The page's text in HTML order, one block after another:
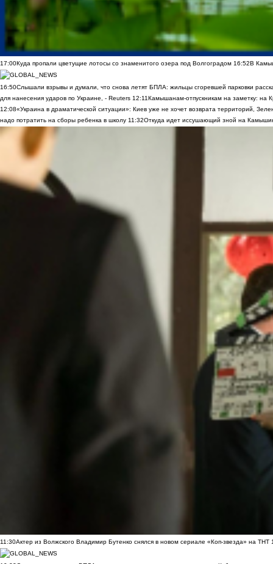
17:00Куда пропали цветущие лотосы со знаменитого озера под Волгоградом 16:52В
16:50Слышали взрывы и думали, что снова летят БПЛА: жильцы сгоревшей парковки
для нанесения ударов по Украине, - Reuters 12:11Камышанам-отпускникам на заметку: на
12:08«Украина в драматической ситуации»: Киев уже не хочет возврата территорий,
надо потратить на сборы ребенка в школу 11:32Откуда идет иссушающий зной на
11:30Актер из Волжского Владимир Бутенко снялся в новом сериале «Коп-звезда» на ТНТ